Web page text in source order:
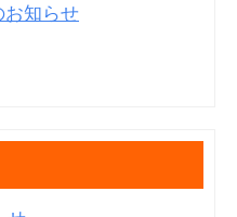
お知らせ